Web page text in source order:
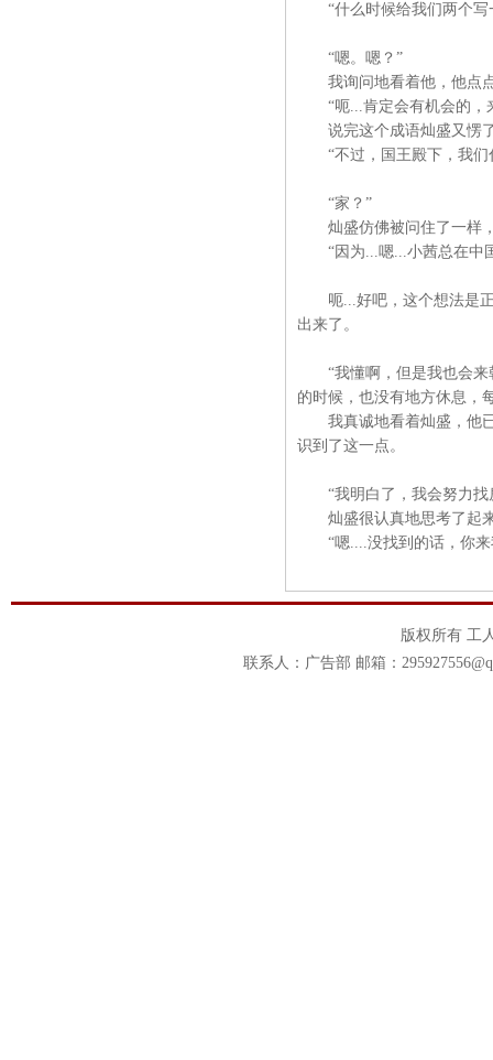
“什么时候给我们两个写
“嗯。嗯？”
我询问地看着他，他点点
“呃...肯定会有机会的，
说完这个成语灿盛又愣了
“不过，国王殿下，我们
“家？”
灿盛仿佛被问住了一样，
“因为...嗯...小茜总在中国
呃...好吧，这个想法是正
出来了。
“我懂啊，但是我也会来
的时候，也没有地方休息，
我真诚地看着灿盛，他已
识到了这一点。
“我明白了，我会努力找
灿盛很认真地思考了起
“嗯....没找到的话，你来
版权所有 工
联系人：广告部 邮箱：